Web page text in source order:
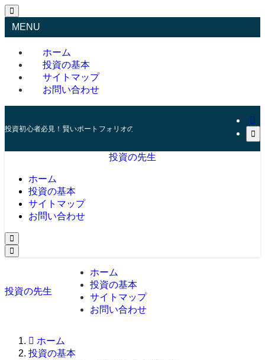
MENU
ホーム
投資の基本
サイトマップ
お問い合わせ
投資初心者必見！賢いポートフォリオの組み方とリスク管理の秘訣
投資の先生
ホーム
投資の基本
サイトマップ
お問い合わせ
投資の先生
ホーム
投資の基本
サイトマップ
お問い合わせ
ホーム
投資の基本